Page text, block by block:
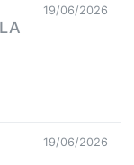
19/06/2026
19/06/2026